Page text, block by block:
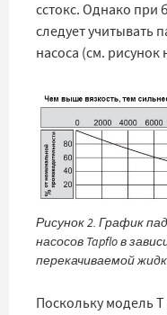
сстокс. Однако при
следует учитывать
насоса (см. рисунок
Рисунок 2. График
насосов Tapflo в
перекачиваемой
Поскольку модель